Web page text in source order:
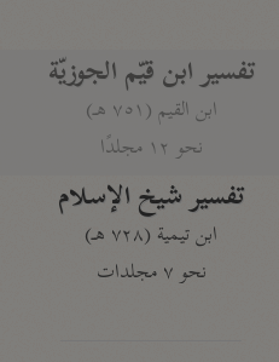
تفسير ابن قيّم الجوزيّة
ابن القيم (٧٥١ هـ)
نحو ١٢ مجلدًا
تفسير شيخ الإسلام
ابن تيمية (٧٢٨ هـ)
نحو ٧ مجلدات